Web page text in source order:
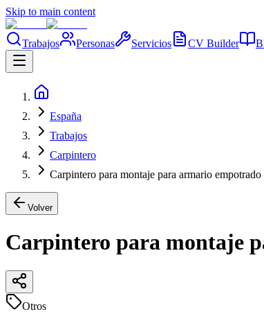
Skip to main content
Trabajos Personas Servicios CV Builder
España
Trabajos
Carpintero
Carpintero para montaje para armario empotrado
Volver
Carpintero para montaje
Otros